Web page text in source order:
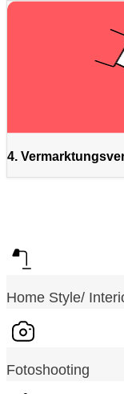
4.
Home Style/
Fotoshooting